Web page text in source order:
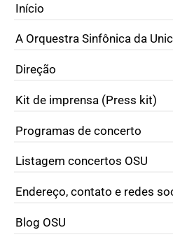
Início
A Orquestra Sinfônica da
Direção
Kit de imprensa (Press kit)
Programas de concerto
Listagem concertos OSU
Endereço, contato e redes
Blog OSU